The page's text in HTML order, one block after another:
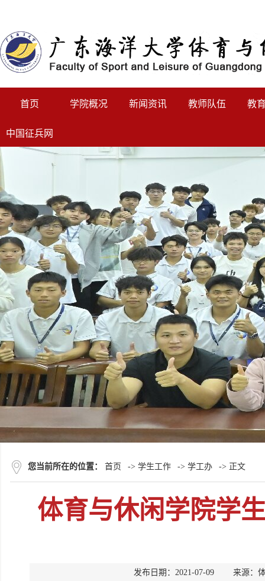
首页 学院概况 新闻资讯 教师队伍 教
中国征兵网
您当前所在的位置： 首页 -> 学生工作 -> 学工办 -> 正文
体育与休闲学院学
发布日期：2021-07-09 来源：